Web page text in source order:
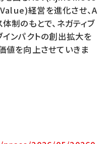
経営を進化させ、A
制のもとで、ネガティブ
インパクトの創出拡大を
値を向上させていきま